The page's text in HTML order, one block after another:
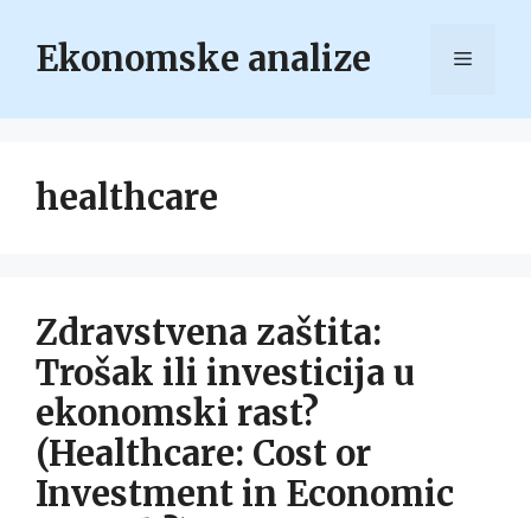
contentEkonomske analize Menu
healthcare
Zdravstvena zaštita:
Trošak ili investicija u
ekonomski rast?
(Healthcare: Cost or
Investment in Economic